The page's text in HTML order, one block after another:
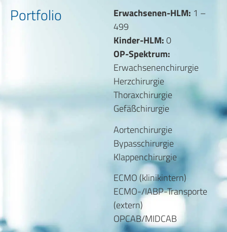
Portfolio Erwachsenen-HLM: 1 –
499
Kinder-HLM:0
OP-Spektrum:
Erwachsenenchirurgie
Herzchirurgie
Thoraxchirurgie
Gefäßchirurgie
Aortenchirurgie
Bypasschirurgie
Klappenchirurgie
ECMO (klinikintern)
ECMO-/IABP-Transporte
(extern)
OPCAB/MIDCAB